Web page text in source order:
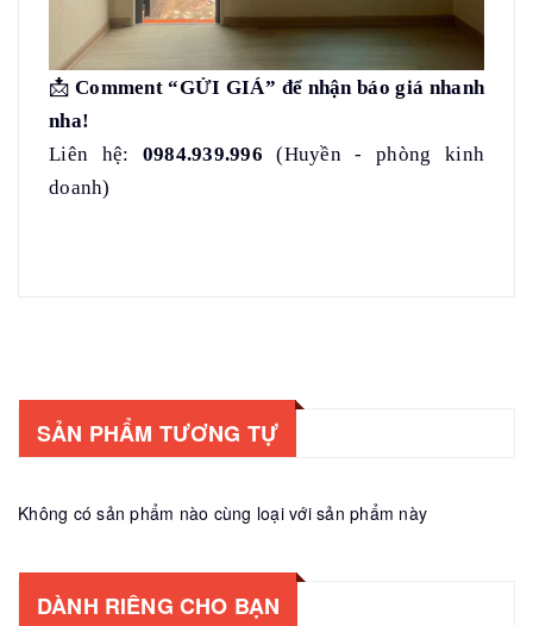
📩 Comment “GỬI GIÁ” để nhận báo giá nhanh
nha!
Liên hệ: 0984.939.996 (Huyền - phòng kinh
doanh)
SẢN PHẨM TƯƠNG TỰ
Không có sản phẩm nào cùng loại với sản phẩm này
DÀNH RIÊNG CHO BẠN